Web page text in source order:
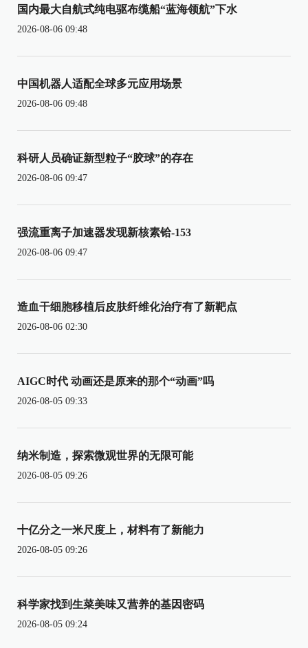
国内最大自航式纯电驱布缆船“蓝海领航”下水
2026-08-06 09:48
中国机器人适配全球多元应用场景
2026-08-06 09:48
科研人员确证新型粒子“胶球”的存在
2026-08-06 09:47
强流重离子加速器发现新核素铪-153
2026-08-06 09:47
造血干细胞移植后皮肤纤维化治疗有了新靶点
2026-08-06 02:30
AIGC时代 动画还是原来的那个“动画”吗
2026-08-05 09:33
纳米制造，探索微观世界的无限可能
2026-08-05 09:26
十亿分之一米尺度上，材料有了新能力
2026-08-05 09:26
科学家找到生菜美味又营养的基因密码
2026-08-05 09:24